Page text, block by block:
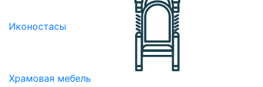
Иконостасы
Храмовая мебель